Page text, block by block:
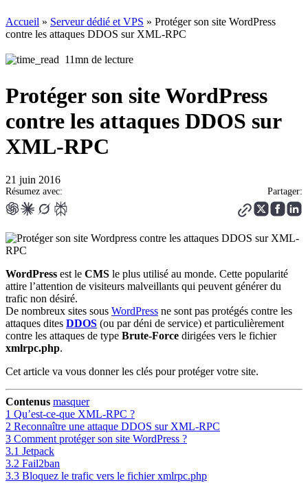
Accueil » Serveur dédié et VPS » Protéger son site WordPress
contre les attaques DDOS sur XML-RPC
11mn de lecture
Protéger son site WordPress
contre les attaques DDOS sur
XML-RPC
21 juin 2016
Résumez avec: Partager:
WordPress est le CMS le plus utilisé au monde. Cette popularité
attire l’attention de visiteurs malveillants qui peuvent générer du
trafic non désiré.
De nombreux sites sous WordPress ne sont pas protégés contre les
attaques dites DDOS (ou par déni de service) et particulièrement
contre les attaques de type Brute-Force dirigées vers le fichier
xmlrpc.php.
Cet article va vous donner les clés pour protéger votre site.
Contenus masquer
1 Qu’est-ce-que XML-RPC ?
2 Reconnaître une attaque DDOS sur XML-RPC
3 Comment protéger son site WordPress ?
3.1 Jetpack
3.2 Fail2ban
3.3 Bloquez le trafic vers le fichier xmlrpc.php